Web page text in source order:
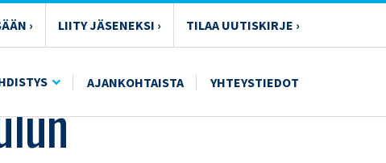
› LIITY JÄSENEKSI › TILAA UUTISKIRJE ›
AJANKOHTAISTA YHTEYSTIEDOT